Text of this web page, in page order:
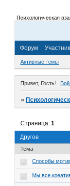
Психологическая
Форум
Активные темы
Привет, Гость!
»
Другое
Страница:1
Тема
Способы
Мы все